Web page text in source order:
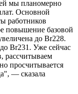
мы планомерно
Основной
работников
повышение базовой
до Br228.
Br231. Уже сейчас
рассчитываем
просчитывается
— сказала